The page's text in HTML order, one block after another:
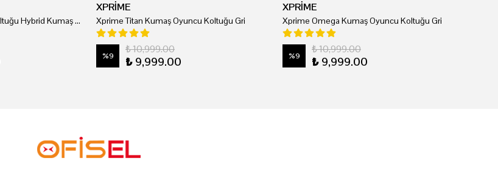
Xprime Tyler Oyuncu Koltuğu Hybrid Kumaş Kırmızı
XPRİME
Xprime Titan Kumaş Oyuncu Koltuğu Gri
%9
₺ 10,999.00
₺ 9,999.00
XPRİME
Xprime Omega Kumaş Oyuncu Koltuğu Gri
%9
₺ 10,999.00
₺ 9,999.00